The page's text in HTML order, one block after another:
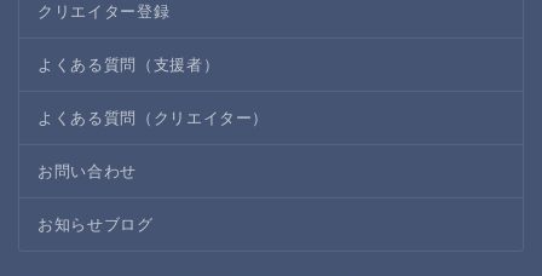
クリエイター登録
よくある質問（支援者）
よくある質問（クリエイター）
お問い合わせ
お知らせブログ